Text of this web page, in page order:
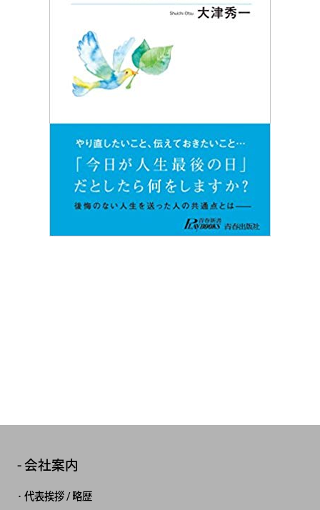
会社案内
代表挨拶 / 略歴